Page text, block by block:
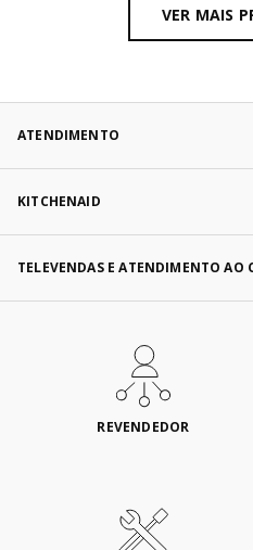
VER MAIS
ATENDIMENTO
KITCHENAID
TELEVENDAS E ATENDIMENTO AO
REVENDEDOR